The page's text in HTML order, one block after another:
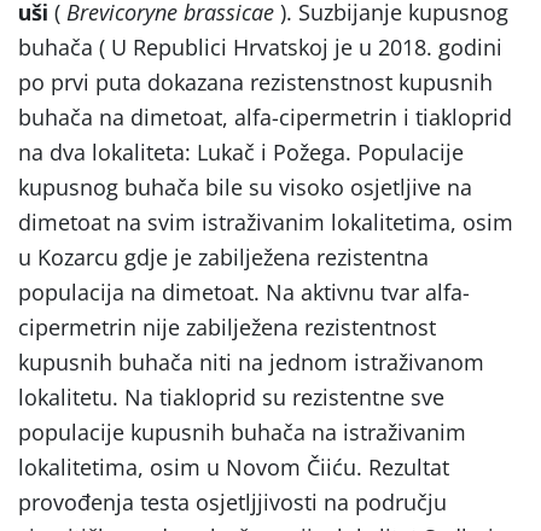
uši ( Brevicoryne brassicae ). Suzbijanje kupusnog
buhača ( U Republici Hrvatskoj je u 2018. godini
po prvi puta dokazana rezistenstnost kupusnih
buhača na dimetoat, alfa-cipermetrin i tiakloprid
na dva lokaliteta: Lukač i Požega. Populacije
kupusnog buhača bile su visoko osjetljive na
dimetoat na svim istraživanim lokalitetima, osim
u Kozarcu gdje je zabilježena rezistentna
populacija na dimetoat. Na aktivnu tvar alfa-
cipermetrin nije zabilježena rezistentnost
kupusnih buhača niti na jednom istraživanom
lokalitetu. Na tiakloprid su rezistentne sve
populacije kupusnih buhača na istraživanim
lokalitetima, osim u Novom Čiiću. Rezultat
provođenja testa osjetljjivosti na području